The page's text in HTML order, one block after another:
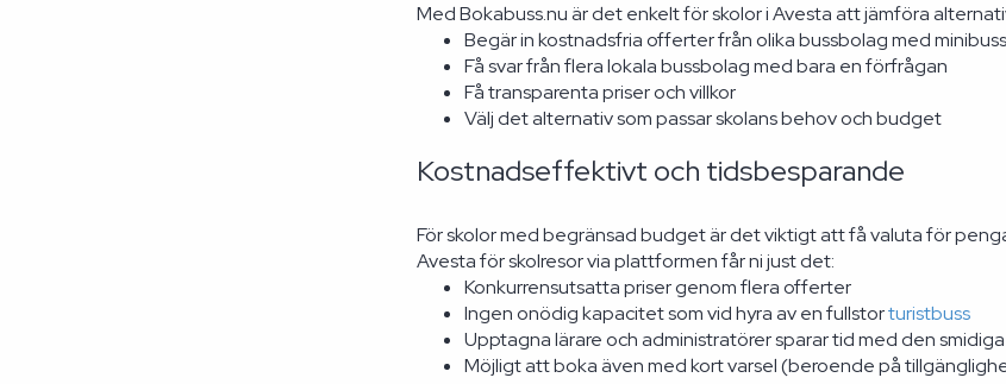
Med Bokabuss.nu är det enkelt för skolor i Avesta att jämföra
Begär in kostnadsfria offerter från olika bussbolag med
Få svar från flera lokala bussbolag med bara en förfrågan
Få transparenta priser och villkor
Välj det alternativ som passar skolans behov och budget
Kostnadseffektivt och tidsbesparande
För skolor med begränsad budget är det viktigt att få valuta för
Avesta för skolresor via plattformen får ni just det:
Konkurrensutsatta priser genom flera offerter
Ingen onödig kapacitet som vid hyra av en fullstorturistbuss
Upptagna lärare och administratörer sparar tid med den
Möjligt att boka även med kort varsel (beroende på